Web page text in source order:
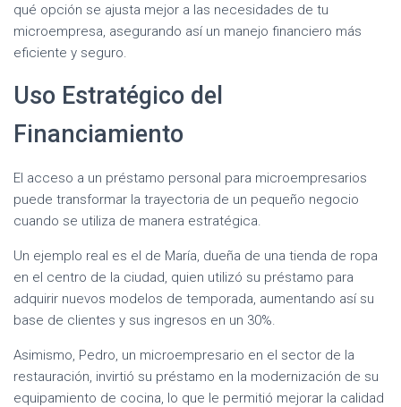
qué opción se ajusta mejor a las necesidades de tu
microempresa, asegurando así un manejo financiero más
eficiente y seguro.
Uso Estratégico del
Financiamiento
El acceso a un préstamo personal para microempresarios
puede transformar la trayectoria de un pequeño negocio
cuando se utiliza de manera estratégica.
Un ejemplo real es el de María, dueña de una tienda de ropa
en el centro de la ciudad, quien utilizó su préstamo para
adquirir nuevos modelos de temporada, aumentando así su
base de clientes y sus ingresos en un 30%.
Asimismo, Pedro, un microempresario en el sector de la
restauración, invirtió su préstamo en la modernización de su
equipamiento de cocina, lo que le permitió mejorar la calidad